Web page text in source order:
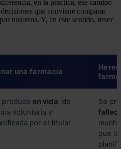
en la práctica, ese camino
que conviene comparar
nosotros. Y, en este sentido, tener
una farmacia
produce en vida, de
voluntaria y
por el titular
Se
que